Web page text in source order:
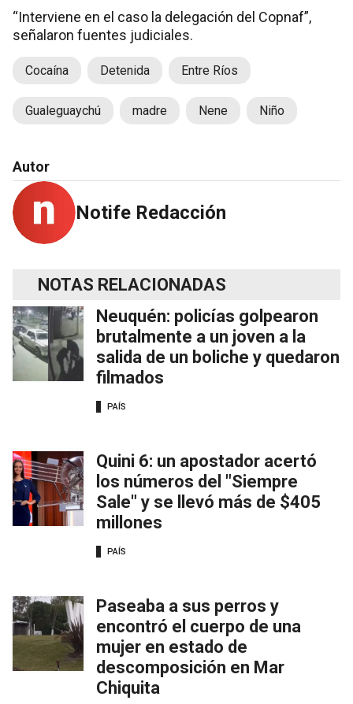
“Interviene en el caso la delegación del Copnaf”,
señalaron fuentes judiciales.
Cocaína Detenida Entre Ríos
Gualeguaychú madre Nene Niño
Autor
Notife Redacción
NOTAS RELACIONADAS
Neuquén: policías golpearon
brutalmente a un joven a la
salida de un boliche y quedaron
filmados
PAÍS
Quini 6: un apostador acertó
los números del "Siempre
Sale" y se llevó más de $405
millones
PAÍS
Paseaba a sus perros y
encontró el cuerpo de una
mujer en estado de
descomposición en Mar
Chiquita